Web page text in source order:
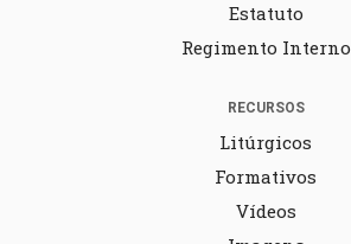
Estatuto
Regimento Interno
RECURSOS
Litúrgicos
Formativos
Vídeos